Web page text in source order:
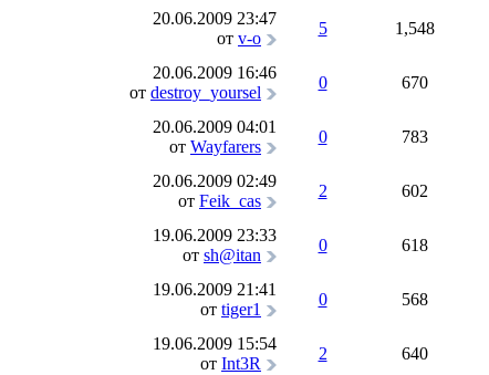
20.06.2009 23:47
от v-o
5 1,548
20.06.2009 16:46
от destroy_yoursel
0 670
20.06.2009 04:01
от Wayfarers
0 783
20.06.2009 02:49
от Feik_cas
2 602
19.06.2009 23:33
от sh@itan
0 618
19.06.2009 21:41
от tiger1
0 568
19.06.2009 15:54
от Int3R
2 640